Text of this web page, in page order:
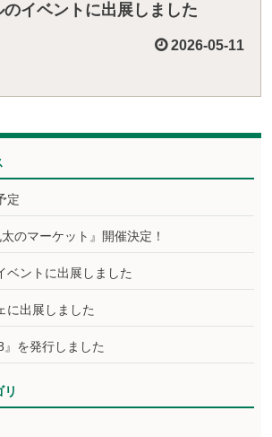
イベントに出展しました
2026-05-11
定
のマーケット』開催決定！
ベントに出展しました
に出展しました
』を発行しました
リ